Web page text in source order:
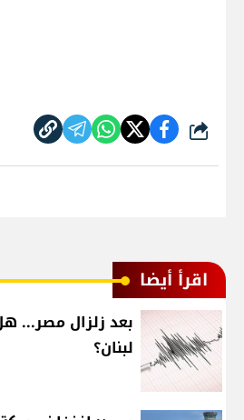
شارك
اقرأ أيضا
بعد زلزال مصر...
لبنان؟